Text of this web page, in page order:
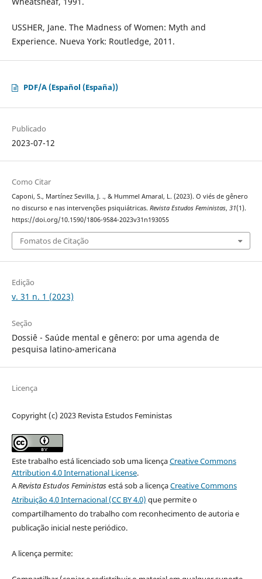
USSHER, Jane. The Madness of Women: Myth and
Experience. Nueva York: Routledge, 2011.
PDF/A (Español (España))
Publicado
2023-07-12
Como Citar
Caponi, S., Martínez Sevilla, J. ., & Hummel Amaral, L. (2023). O viés de gênero
no discurso e nas intervenções psiquiátricas. Revista Estudos Feministas, 31(1).
https://doi.org/10.1590/1806-9584-2023v31n193055
Fomatos de Citação
Edição
v. 31 n. 1 (2023)
Seção
Dossiê - Saúde mental e gênero: por uma agenda de
pesquisa latino-americana
Licença
Copyright (c) 2023 Revista Estudos Feministas
Este trabalho está licenciado sob uma licençaCreative Commons
Attribution 4.0 International License.
ARevista Estudos Feministasestá sob a licençaCreative Commons
Atribuição 4.0 Internacional (CC BY 4.0) que permite o
compartilhamento do trabalho com reconhecimento de autoria e
publicação inicial neste periódico.
A licença permite: